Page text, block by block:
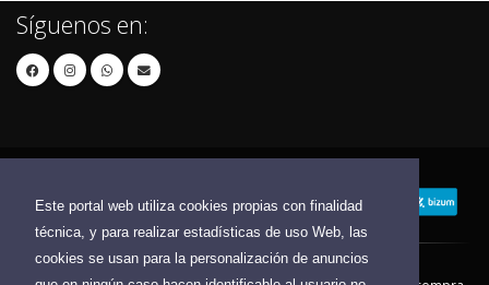
Este portal web utiliza cookies propias con finalidad
técnica, y para realizar estadísticas de uso Web, las
cookies se usan para la personalización de anuncios
Síguenos en: